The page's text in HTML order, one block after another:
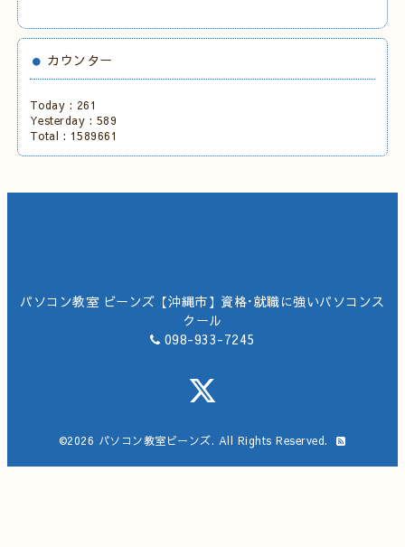
カウンター
Today : 261
Yesterday : 589
Total : 1589661
パソコン教室 ビーンズ【沖縄市】資格･就職に強いパソコンス
クール
098-933-7245
©2026 パソコン教室ビーンズ. All Rights Reserved.